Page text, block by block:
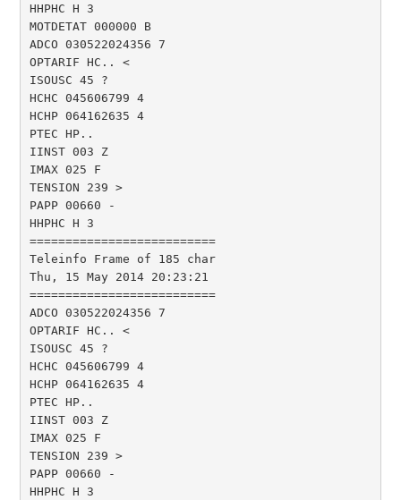
HHPHC H 3
MOTDETAT 000000 B
ADCO 030522024356 7
OPTARIF HC.. <
ISOUSC 45 ?
HCHC 045606799 4
HCHP 064162635 4
PTEC HP..
IINST 003 Z
IMAX 025 F
TENSION 239 >
PAPP 00660 -
HHPHC H 3
==========================
Teleinfo Frame of 185 char
Thu, 15 May 2014 20:23:21
==========================
ADCO 030522024356 7
OPTARIF HC.. <
ISOUSC 45 ?
HCHC 045606799 4
HCHP 064162635 4
PTEC HP..
IINST 003 Z
IMAX 025 F
TENSION 239 >
PAPP 00660 -
HHPHC H 3